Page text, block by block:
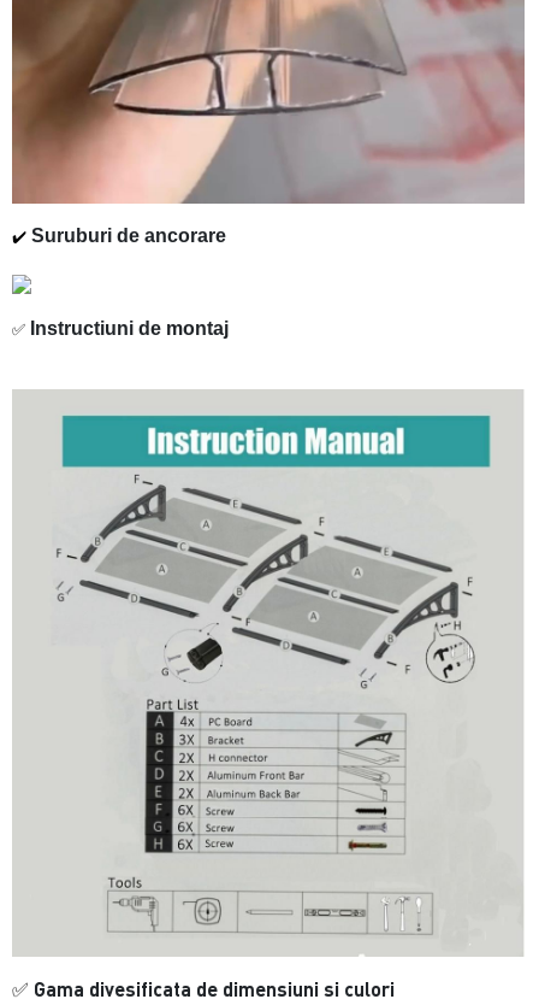
✔️Suruburi de ancorare
✅ Instructiuni de montaj
✅ Gama divesificata de dimensiuni si culori